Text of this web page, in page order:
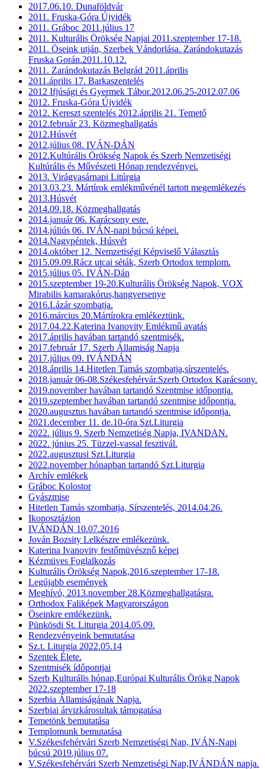
2017.06.10. Dunaföldvár
2011. Fruska-Góra Újvidék
2011. Gráboc 2011.július 17
2011. Kulturális Örökség Napjai 2011.szeptember 17-18.
2011. Öseink utján, Szerbek Vándorlása. Zarándokutazás
Fruska Gorán.2011.10.12.
2011. Zarándokutazás Belgrád 2011.április
2011.április 17. Barkaszentelés
2012 Ifjúsági és Gyermek Tábor.2012.06.25-2012.07.06
2012. Fruska-Góra Újvidék
2012. Kereszt szentelés 2012.április 21. Temető
2012.február 23. Közmeghallgatás
2012.Húsvét
2012.július 08. IVÁN-DÁN
2012.Kultúrális Örökség Napok és Szerb Nemzetiségi
Kultúrális és Művészeti Hónap rendezvényei.
2013. Virágvasárnapi Litúrgia
2013.03.23. Mártírok emlékművénél tartott megemlékezés
2013.Húsvét
2014.09.18. Közmeghallgatás
2014.január 06. Karácsony este.
2014.júliús 06. IVÁN-napi búcsú képei.
2014.Nagypéntek, Húsvét
2014.október 12. Nemzetiségi Képviselő Választás
2015.09.09.Rácz utcai séták, Szerb Ortodox templom.
2015.július 05. IVÁN-Dán
2015.szeptember 19-20.Kulturális Örökség Napok, VOX
Mirabilis kamarakórus,hangversenye
2016.Lázár szombatja.
2016.március 20.Mártírokra emlékeztünk.
2017.04.22.Katerina Ivanovity Emlékmű avatás
2017.április havában tartandó szentmisék.
2017.február 17. Szerb Államiság Napja
2017.július 09. IVÁNDÁN
2018.április 14.Hitetlen Tamás szombatja,sírszentelés.
2018.január 06-08.Székesfehérvár.Szerb Ortodox Karácsony.
2019.november havában tartandó Szentmise időpontja.
2019.szeptember havában tartandó szentmise időpontja.
2020.augusztus havában tartandó szentmise időpontja.
2021.december 11. de.10-óra Szt.Liturgia
2022. július 9. Szerb Nemzetiség Napja, IVANDAN.
2022. június 25. Tüzzel-vassal fesztivál.
2022.augusztusi Szt.Liturgia
2022.november hónapban tartandó Szt.Liturgia
Archív emlékek
Gráboc Kolostor
Gyászmise
Hitetlen Tamás szombatja, Sírszentelés, 2014.04.26.
Ikonosztázion
IVÁNDÁN 10.07.2016
Jován Bozsity Lelkészre emlékezünk.
Katerina Ivanovity festőmüvésznő képei
Kézmüves Foglalkozás
Kulturális Örökség Napok,2016.szeptember 17-18.
Legújabb események
Meghívó, 2013.november 28.Közmeghallgatásra.
Orthodox Faliképek Magyarországon
Öseinkre emlékezünk.
Pünkösdi St. Liturgia 2014.05.09.
Rendezvényeink bemutatása
Sz.t. Liturgia 2022.05.14
Szentek Élete.
Szentmisék ídőpontjai
Szerb Kulturális hónap,Európai Kulturális Örökg Napok
2022.szeptember 17-18
Szerbia Államiságának Napja.
Szerbiai árvizkárosultak támogatása
Temetönk bemutatása
Templomunk bemutatása
V.Székesfehérvári Szerb Nemzetiségi Nap, IVÁN-Napi
búcsú 2019.július 07.
V.Székesfehérvári Szerb Nemzetiségi Nap,IVÁNDÁN napja.